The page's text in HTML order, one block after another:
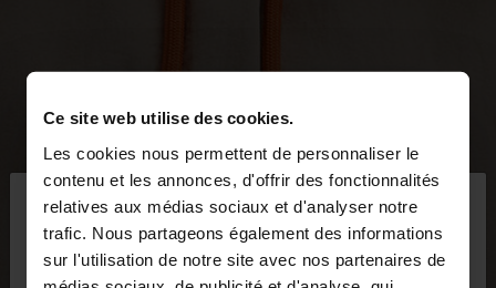
Ce site web utilise des cookies.
Les cookies nous permettent de personnaliser le
contenu et les annonces, d'offrir des fonctionnalités
relatives aux médias sociaux et d'analyser notre
trafic. Nous partageons également des informations
sur l'utilisation de notre site avec nos partenaires de
bonjour ×
Vous accédez au site depuis France. Voulez-vous